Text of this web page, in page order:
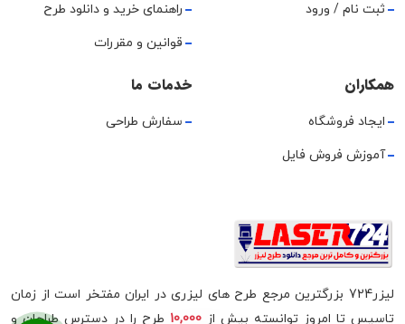
ثبت نام / ورود
راهنمای خرید و دانلود طرح
قوانین و مقررات
همکاران
ایجاد فروشگاه
آموزش فروش فایل
خدمات ما
سفارش طراحی
لیزر724 بزرگترین مرجع طرح های لیزری در ایران مفتخر است از زمان
تاسیس تا امروز توانسته بیش از 10,000 طرح را در دسترس طراحان و